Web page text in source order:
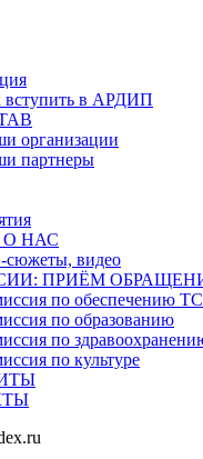
вступить в АРДИП
организации
партнеры
О НАС
видео
ПРИЁМ
по обеспечению
по образованию
по
по культуре